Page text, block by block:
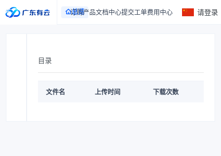
总览
订购产品文档中心提交工单费用中心 请登录
目录
文件名 上传时间 下载次数